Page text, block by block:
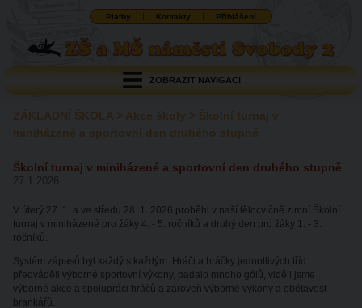
Platby Kontakty Přihlášení
ZOBRAZIT NAVIGACI
ZÁKLADNÍ ŠKOLA > Akce školy > Školní turnaj v
miniházené a sportovní den druhého stupně
Školní turnaj v miniházené a sportovní den druhého stupně
V úterý 27. 1. a ve středu 28. 1. 2026 proběhl v naší tělocvičně zimní Školní
turnaj v miniházené pro žáky 4. - 5. ročníků a druhý den pro žáky 1. - 3.
ročníků.
Systém zápasů byl každý s každým. Hráči a hráčky jednotlivých tříd
předváděli výborné sportovní výkony, padalo mnoho gólů, viděli jsme
výborné akce a spolupráci hráčů a zároveň výborné výkony a obětavost
brankářů.